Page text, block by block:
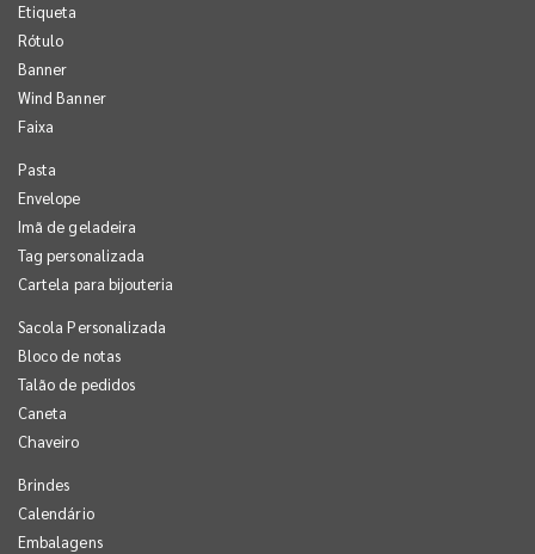
Etiqueta
Rótulo
Banner
Wind Banner
Faixa
Pasta
Envelope
Imã de geladeira
Tag personalizada
Cartela para bijouteria
Sacola Personalizada
Bloco de notas
Talão de pedidos
Caneta
Chaveiro
Brindes
Calendário
Embalagens